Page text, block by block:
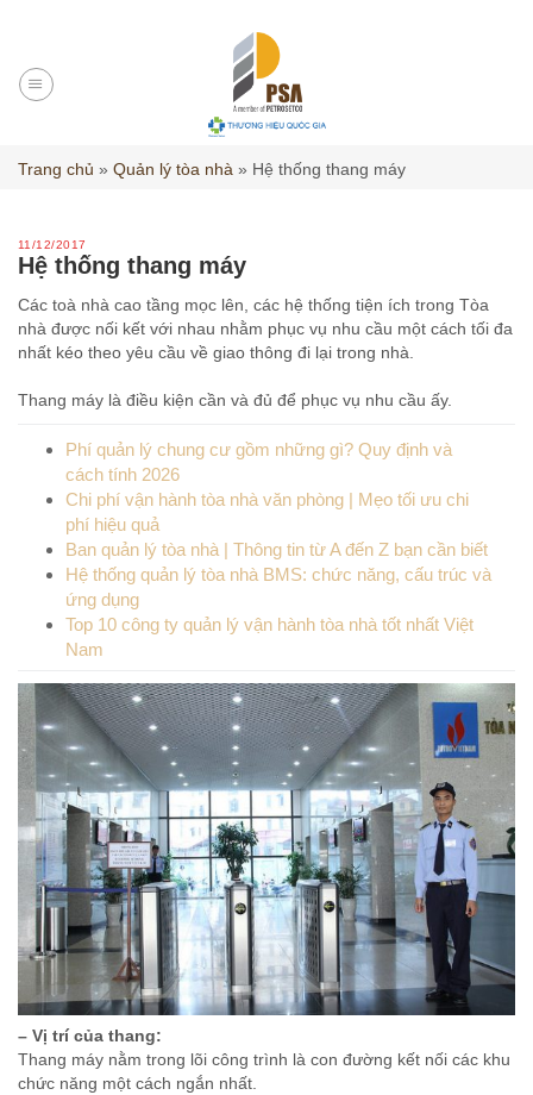
content
Trang chủ » Quản lý tòa nhà » Hệ thống thang máy
11/12/2017
Hệ thống thang máy
Các toà nhà cao tầng mọc lên, các hệ thống tiện ích trong Tòa
nhà được nối kết với nhau nhằm phục vụ nhu cầu một cách tối đa
nhất kéo theo yêu cầu về giao thông đi lại trong nhà.
Thang máy là điều kiện cần và đủ để phục vụ nhu cầu ấy.
Phí quản lý chung cư gồm những gì? Quy định và
cách tính 2026
Chi phí vận hành tòa nhà văn phòng | Mẹo tối ưu chi
phí hiệu quả
Ban quản lý tòa nhà | Thông tin từ A đến Z bạn cần biết
Hệ thống quản lý tòa nhà BMS: chức năng, cấu trúc và
ứng dụng
Top 10 công ty quản lý vận hành tòa nhà tốt nhất Việt
Nam
– Vị trí của thang:
Thang máy nằm trong lõi công trình là con đường kết nối các khu
chức năng một cách ngắn nhất.